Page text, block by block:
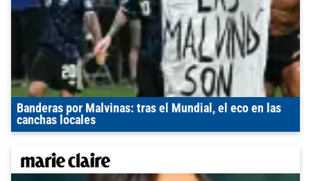
Banderas por Malvinas: tras el Mundial, el eco en las
canchas locales